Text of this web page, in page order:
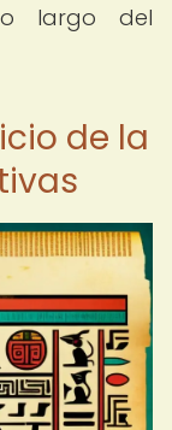
largo del
de la